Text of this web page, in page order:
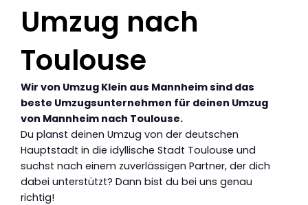
Umzug nach
Toulouse
Wir von Umzug Klein aus Mannheim sind das
beste Umzugsunternehmen für deinen Umzug
von Mannheim nach Toulouse.
Du planst deinen Umzug von der deutschen
Hauptstadt in die idyllische Stadt Toulouse und
suchst nach einem zuverlässigen Partner, der dich
dabei unterstützt? Dann bist du bei uns genau
richtig!